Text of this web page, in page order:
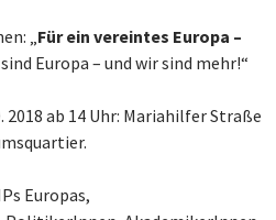
„Für ein vereintes Europa –
Europa – und wir sind mehr!“
2018 ab 14 Uhr: Mariahilfer Straße
Europas,